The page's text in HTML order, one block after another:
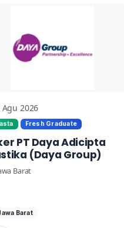
Agu 2026
Fresh Graduate
PT Daya Adicipta
(Daya Group)
Barat
Barat